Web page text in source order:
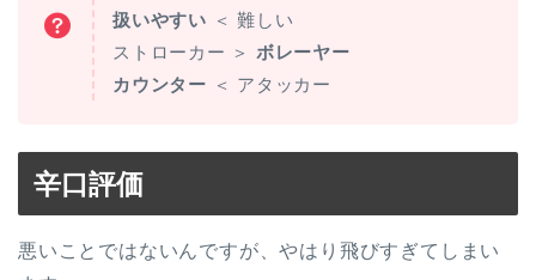
扱いやすい ＜ 難しい
ストローカー ＞ ボレーヤー
カウンター ＜ アタッカー
辛口評価
悪いことではないんですが、やはり飛びすぎてしまい